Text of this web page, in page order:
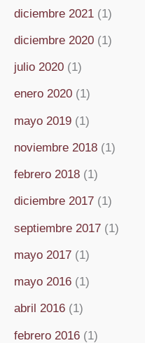
diciembre 2021 (1)
diciembre 2020 (1)
julio 2020 (1)
enero 2020 (1)
mayo 2019 (1)
noviembre 2018 (1)
febrero 2018 (1)
diciembre 2017 (1)
septiembre 2017 (1)
mayo 2017 (1)
mayo 2016 (1)
abril 2016 (1)
febrero 2016 (1)